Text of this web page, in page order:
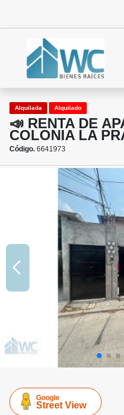
Alquilada Alquilado
📣 RENTA DE
COLONIA LA
Código. 6641973
Google
Street View